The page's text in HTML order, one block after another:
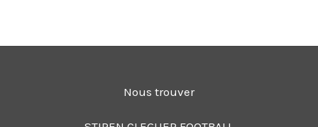
Nous trouver